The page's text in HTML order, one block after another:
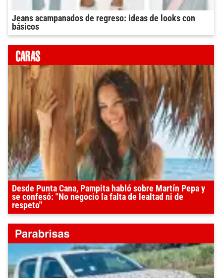
Jeans acampanados de regreso: ideas de looks con
básicos
Desde Punta Cana, Pampita habló sobre Martín Pepa y
se confesó: "No negocio la falta de lealtad ni de
respeto"